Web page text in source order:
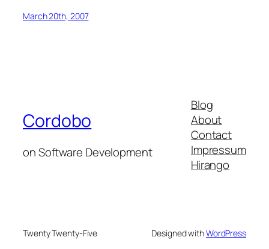
March 20th, 2007
Cordobo
on Software Development
Blog
About
Contact
Impressum
Hirango
Twenty Twenty-Five Designed withWordPress